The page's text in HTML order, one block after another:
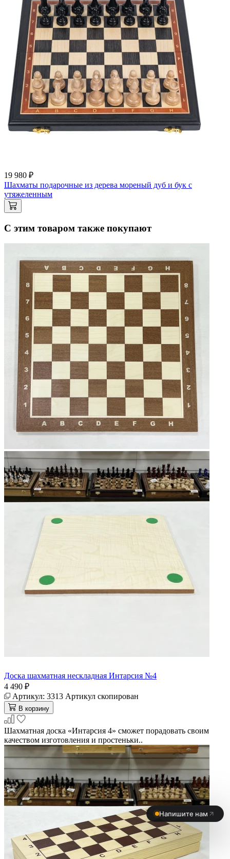
19 980 ₽
Шахматы подарочные из дерева мореный дуб и бук с
утяжеленным
С этим товаром также покупают
Доска шахматная нескладная Интарсия №4
4 490 ₽
Артикул: 3313 Артикул скопирован
В корзину
Шахматная доска «Интарсия 4» сможет порадовать своим
качеством изготовления и простеньки..